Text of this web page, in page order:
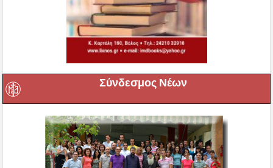
Σύνδεσμος Νέων